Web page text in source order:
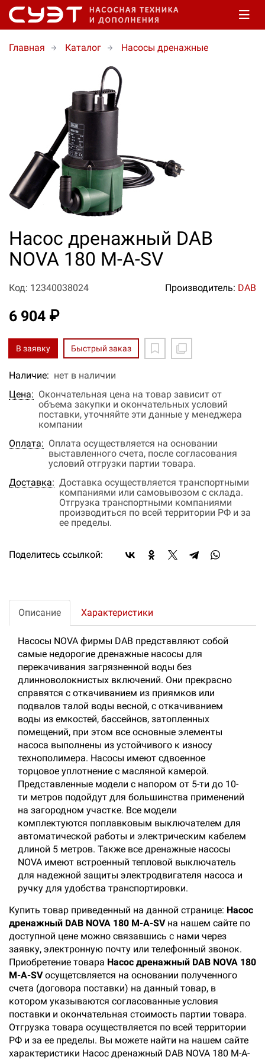
Главная Каталог Насосы дренажные
Насос дренажный DAB
NOVA 180 M-A-SV
Код: 12340038024 Производитель: DAB
6 904 ₽
В заявку Быстрый заказ
Наличие: нет в наличии
Цена: Окончательная цена на товар зависит от
объема закупки и окончательных условий
поставки, уточняйте эти данные у менеджера
компании
Оплата: Оплата осуществляется на основании
выставленного счета, после согласования
условий отгрузки партии товара.
Доставка: Доставка осуществляется транспортными
компаниями или самовывозом с склада.
Отгрузка транспортными компаниями
производиться по всей территории РФ и за
ее пределы.
Поделитесь ссылкой:
Описание Характеристики
Насосы NOVA фирмы DAB представляют собой
самые недорогие дренажные насосы для
перекачивания загрязненной воды без
длинноволокнистых включений. Они прекрасно
справятся с откачиванием из приямков или
подвалов талой воды весной, с откачиванием
воды из емкостей, бассейнов, затопленных
помещений, при этом все основные элементы
насоса выполнены из устойчивого к износу
технополимера. Насосы имеют сдвоенное
торцовое уплотнение с масляной камерой.
Представленные модели с напором от 5-ти до 10-
ти метров подойдут для большинства применений
на загородном участке. Все модели
комплектуются поплавковым выключателем для
автоматической работы и электрическим кабелем
длиной 5 метров. Также все дренажные насосы
NOVA имеют встроенный тепловой выключатель
для надежной защиты электродвигателя насоса и
ручку для удобства транспортировки.
Купить товар приведенный на данной странице: Насос
дренажный DAB NOVA 180 M-A-SVна нашем сайте по
доступной цене можно связавшись с нами через
заявку, электронную почту или телефонный звонок.
Приобретение товара Насос дренажный DAB NOVA 180
M-A-SVосущетсвляется на основании полученного
счета (договора поставки) на данный товар, в
котором указываются согласованные условия
поставки и окончательная стоимость партии товара.
Отгрузка товара осуществляется по всей территории
РФ и за ее пределы. Вы можете найти на нашем сайте
характеристики Насос дренажный DAB NOVA 180 M-A-